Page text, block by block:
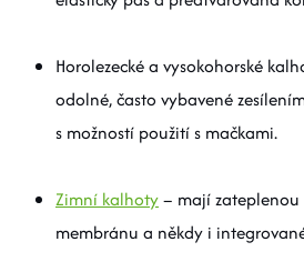
Horolezecké a vysokohorské
odolné, často vybavené
s možností použití s mačkami.
Zimní kalhoty– mají
membránu a někdy i